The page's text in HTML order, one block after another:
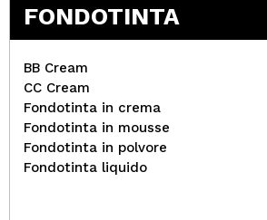
FONDOTINTA
BB Cream
CC Cream
Fondotinta in crema
Fondotinta in mousse
Fondotinta in polvore
Fondotinta liquido